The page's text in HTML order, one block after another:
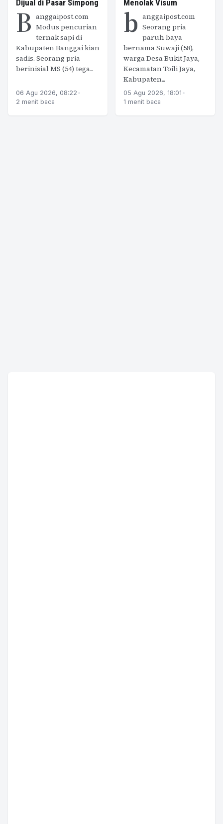
Dijual di Pasar Simpong
B anggaipost.com
Modus pencurian
ternak sapi di
Kabupaten Banggai kian
sadis. Seorang pria
berinisial MS (54) tega...
06 Agu 2026, 08:22 •
2 menit baca
Menolak Visum
b anggaipost.com
Seorang pria
paruh baya
bernama Suwaji (58),
warga Desa Bukit Jaya,
Kecamatan Toili Jaya,
Kabupaten...
05 Agu 2026, 18:01 •
1 menit baca